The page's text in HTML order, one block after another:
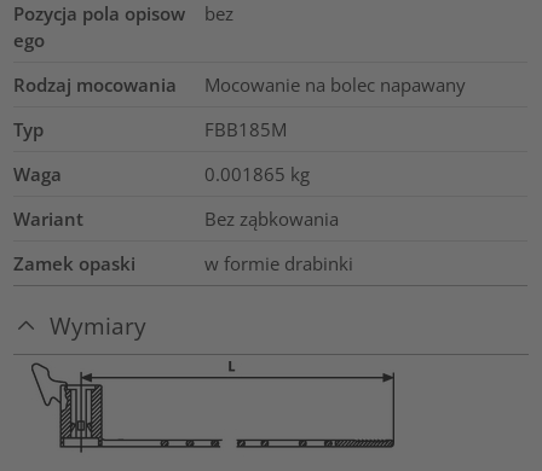
Pozycja pola opisow
ego
bez
Rodzaj mocowania
Mocowanie na bolec napawany
Typ
FBB185M
Waga
0.001865 kg
Wariant
Bez ząbkowania
Zamek opaski
w formie drabinki
Wymiary